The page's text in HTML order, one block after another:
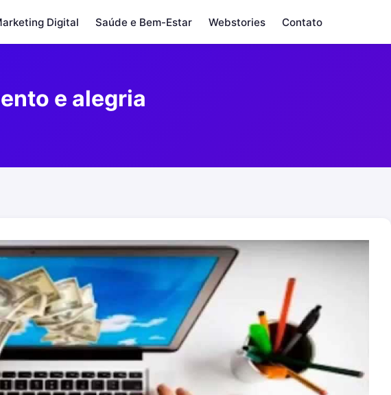
Digital Saúde e Bem-Estar Webstories Contato
e alegria